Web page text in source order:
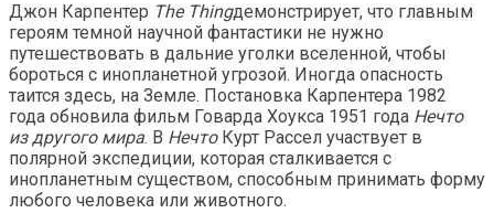
Джон Карпентер The Thingдемонстрирует, что главным
героям темной научной фантастики не нужно
путешествовать в дальние уголки вселенной, чтобы
бороться с инопланетной угрозой. Иногда опасность
таится здесь, на Земле. Постановка Карпентера 1982
года обновила фильм Говарда Хоукса 1951 года Нечто
из другого мира. В НечтоКурт Рассел участвует в
полярной экспедиции, которая сталкивается с
инопланетным существом, способным принимать форму
любого человека или животного.